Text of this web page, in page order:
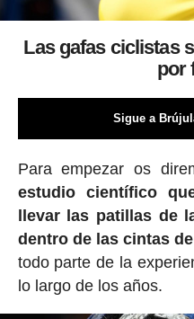
Las gafas ciclistas
por
Sigue a
Para empezar os
estudio científico
llevar las patillas de
dentro de las cintas
todo parte de la
lo largo de los años.